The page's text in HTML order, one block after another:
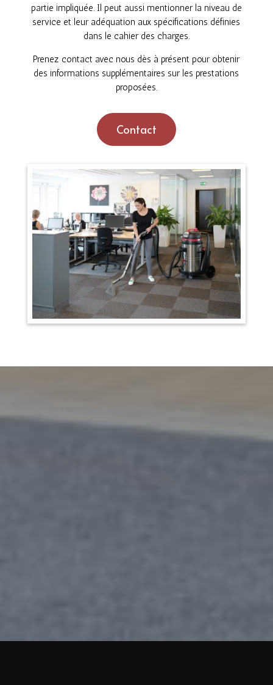
partie impliquée. Il peut aussi mentionner la niveau de
service et leur adéquation aux spécifications définies
dans le cahier des charges.
Prenez contact avec nous dès à présent pour obtenir
des informations supplémentaires sur les prestations
proposées.
Contact